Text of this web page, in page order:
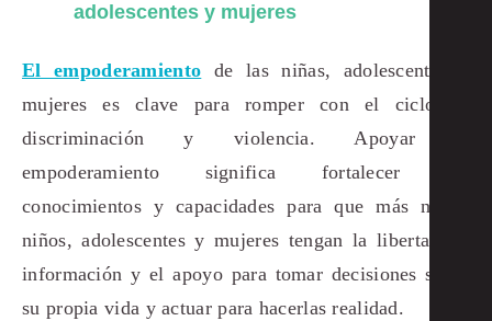
adolescentes y mujeres
El empoderamiento de las niñas, adolescentes y
mujeres es clave para romper con el ciclo de
discriminación y violencia. Apoyar el
empoderamiento significa fortalecer los
conocimientos y capacidades para que más niñas,
niños, adolescentes y mujeres tengan la libertad, la
información y el apoyo para tomar decisiones sobre
su propia vida y actuar para hacerlas realidad.